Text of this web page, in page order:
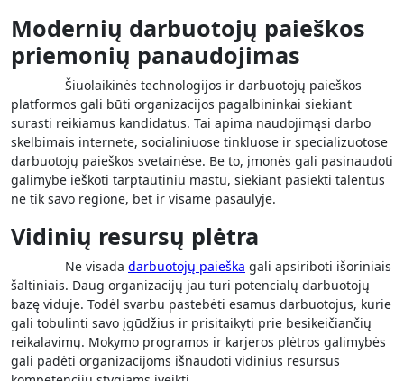
Modernių darbuotojų paieškos
priemonių panaudojimas
Šiuolaikinės technologijos ir darbuotojų paieškos
platformos gali būti organizacijos pagalbininkai siekiant
surasti reikiamus kandidatus. Tai apima naudojimąsi darbo
skelbimais internete, socialiniuose tinkluose ir specializuotose
darbuotojų paieškos svetainėse. Be to, įmonės gali pasinaudoti
galimybe ieškoti tarptautiniu mastu, siekiant pasiekti talentus
ne tik savo regione, bet ir visame pasaulyje.
Vidinių resursų plėtra
Ne visada darbuotojų paieška gali apsiriboti išoriniais
šaltiniais. Daug organizacijų jau turi potencialų darbuotojų
bazę viduje. Todėl svarbu pastebėti esamus darbuotojus, kurie
gali tobulinti savo įgūdžius ir prisitaikyti prie besikeičiančių
reikalavimų. Mokymo programos ir karjeros plėtros galimybės
gali padėti organizacijoms išnaudoti vidinius resursus